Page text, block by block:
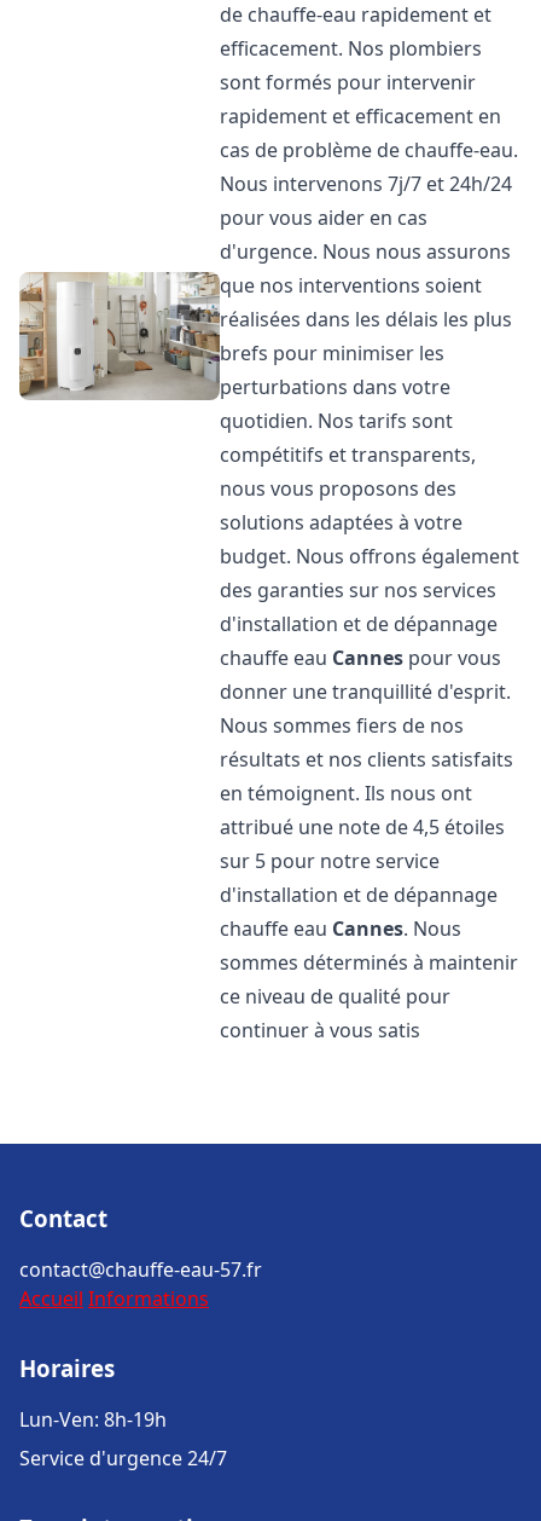
de chauffe-eau rapidement et
efficacement. Nos plombiers
sont formés pour intervenir
rapidement et efficacement en
cas de problème de chauffe-eau.
Nous intervenons 7j/7 et 24h/24
pour vous aider en cas
d'urgence. Nous nous assurons
que nos interventions soient
réalisées dans les délais les plus
brefs pour minimiser les
perturbations dans votre
quotidien. Nos tarifs sont
compétitifs et transparents,
nous vous proposons des
solutions adaptées à votre
budget. Nous offrons également
des garanties sur nos services
d'installation et de dépannage
chauffe eau Cannes pour vous
donner une tranquillité d'esprit.
Nous sommes fiers de nos
résultats et nos clients satisfaits
en témoignent. Ils nous ont
attribué une note de 4,5 étoiles
sur 5 pour notre service
d'installation et de dépannage
chauffe eau Cannes. Nous
sommes déterminés à maintenir
ce niveau de qualité pour
continuer à vous satis
Contact
contact@chauffe-eau-57.fr
Accueil Informations
Horaires
Lun-Ven: 8h-19h
Service d'urgence 24/7